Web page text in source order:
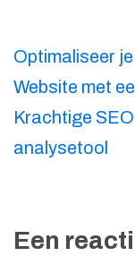
Optimaliseer je
Website met
Krachtige
analysetool
Een